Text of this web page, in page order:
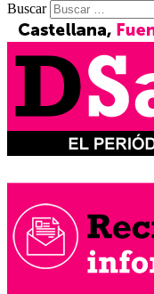
Buscar